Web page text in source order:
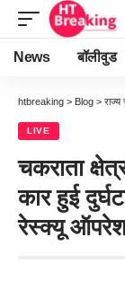
News बॉलीवुड
htbreaking > Blog > राज्य
LIVE
चकराता
कार हुई
रेस्क्यू